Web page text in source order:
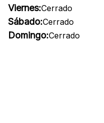
Viernes:Cerrado
Sábado:Cerrado
Domingo:Cerrado